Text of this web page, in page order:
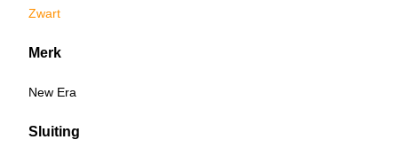
Zwart
Merk
New Era
Sluiting